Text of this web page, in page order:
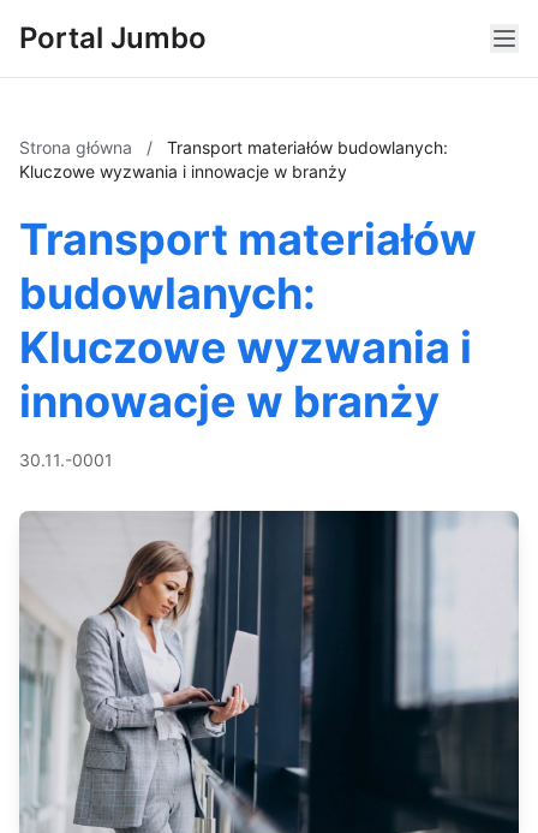
Portal Jumbo
Strona główna /
Transport materiałów budowlanych:
Kluczowe wyzwania i innowacje w branży
Transport materiałów
budowlanych:
Kluczowe wyzwania i
innowacje w branży
30.11.-0001